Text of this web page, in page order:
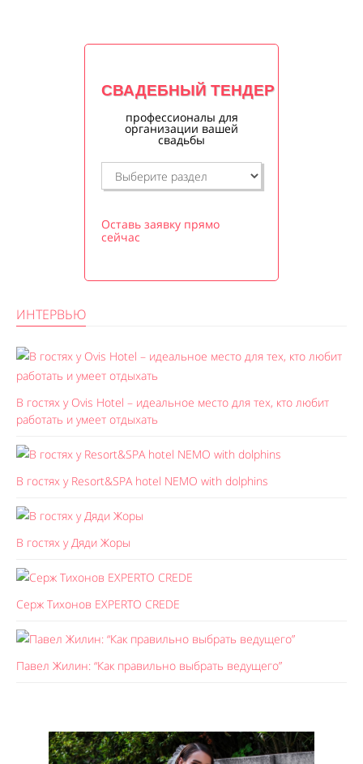
СВАДЕБНЫЙ ТЕНДЕР
профессионалы для
организации вашей
свадьбы
Оставь заявку прямо
сейчас
ИНТЕРВЬЮ
В гостях у Ovis Hotel – идеальное место для тех, кто любит
работать и умеет отдыхать
В гостях у Resort&SPA hotel NEMO with dolphins
В гостях у Дяди Жоры
Серж Тихонов EXPERTO CREDE
Павел Жилин: “Как правильно выбрать ведущего”